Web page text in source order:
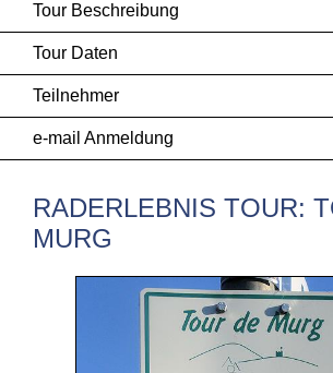
Tour Beschreibung
Tour Daten
Teilnehmer
e-mail Anmeldung
RADERLEBNIS TOUR:
MURG